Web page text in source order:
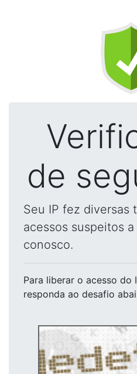
de
Seu IP fez diversas
acessos suspeitos
conosco.
Para liberar o acesso do
responda ao desafio